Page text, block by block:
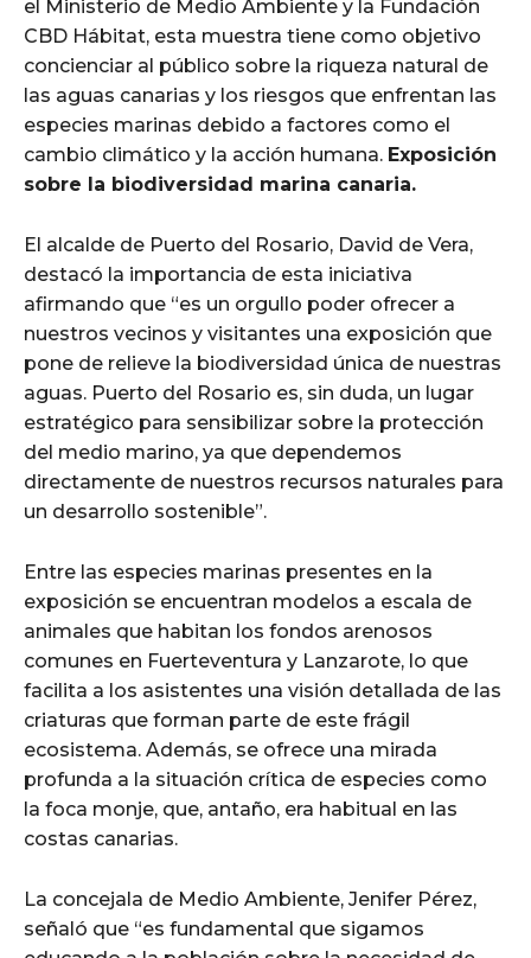
el Ministerio de Medio Ambiente y la Fundación
CBD Hábitat, esta muestra tiene como objetivo
concienciar al público sobre la riqueza natural de
las aguas canarias y los riesgos que enfrentan las
especies marinas debido a factores como el
cambio climático y la acción humana. Exposición
sobre la biodiversidad marina canaria.
El alcalde de Puerto del Rosario, David de Vera,
destacó la importancia de esta iniciativa
afirmando que “es un orgullo poder ofrecer a
nuestros vecinos y visitantes una exposición que
pone de relieve la biodiversidad única de nuestras
aguas. Puerto del Rosario es, sin duda, un lugar
estratégico para sensibilizar sobre la protección
del medio marino, ya que dependemos
directamente de nuestros recursos naturales para
un desarrollo sostenible”.
Entre las especies marinas presentes en la
exposición se encuentran modelos a escala de
animales que habitan los fondos arenosos
comunes en Fuerteventura y Lanzarote, lo que
facilita a los asistentes una visión detallada de las
criaturas que forman parte de este frágil
ecosistema. Además, se ofrece una mirada
profunda a la situación crítica de especies como
la foca monje, que, antaño, era habitual en las
costas canarias.
La concejala de Medio Ambiente, Jenifer Pérez,
señaló que “es fundamental que sigamos